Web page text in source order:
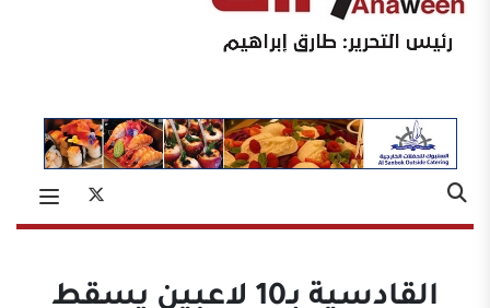
القادسية بـ10 لاعبين يسقط